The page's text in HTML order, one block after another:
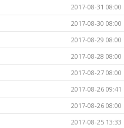
2017-08-31 08:00
2017-08-30 08:00
2017-08-29 08:00
2017-08-28 08:00
2017-08-27 08:00
2017-08-26 09:41
2017-08-26 08:00
2017-08-25 13:33